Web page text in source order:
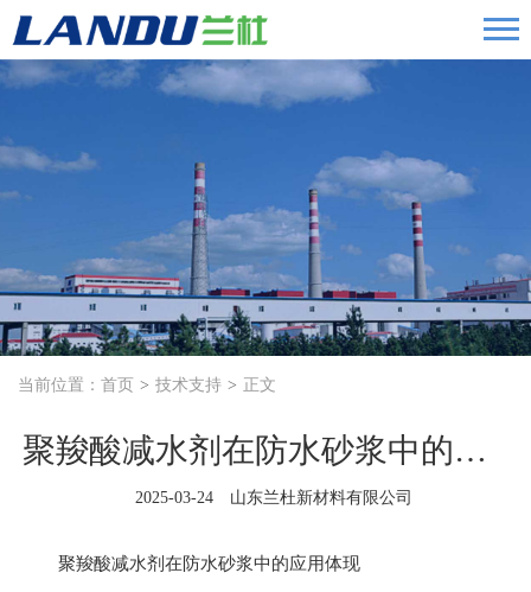
当前位置： 首页 技术支持 正文
聚羧酸减水剂在防水砂浆中的应用体现
2025-03-24 山东兰杜新材料有限公司
聚羧酸减水剂在防水砂浆中的应用体现